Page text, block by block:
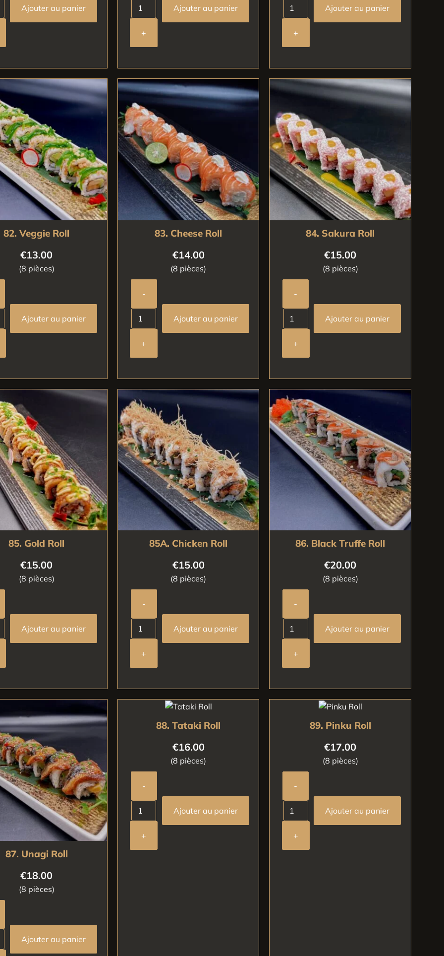
Ajouter au panier
+
Ajouter au panier
+
Ajouter au panier
82. Veggie Roll
€13.00
(8 pièces)
Ajouter au panier
83. Cheese Roll
€14.00
(8 pièces)
-
+
Ajouter au panier
84. Sakura Roll
€15.00
(8 pièces)
-
+
Ajouter au panier
85. Gold Roll
€15.00
(8 pièces)
Ajouter au panier
85A. Chicken Roll
€15.00
(8 pièces)
-
+
Ajouter au panier
86. Black Truffe Roll
€20.00
(8 pièces)
-
+
Ajouter au panier
87. Unagi Roll
€18.00
(8 pièces)
Ajouter au panier
88. Tataki Roll
€16.00
(8 pièces)
-
+
Ajouter au panier
89. Pinku Roll
€17.00
(8 pièces)
-
+
Ajouter au panier